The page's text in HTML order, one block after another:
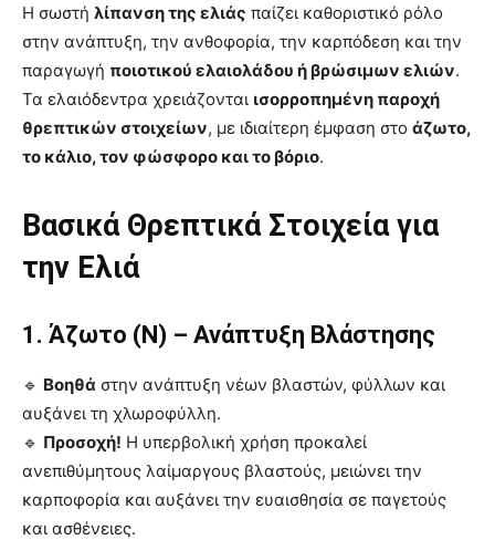
Η σωστή λίπανση της ελιάς παίζει καθοριστικό ρόλο
στην ανάπτυξη, την ανθοφορία, την καρπόδεση και την
παραγωγή ποιοτικού ελαιολάδου ή βρώσιμων ελιών.
Τα ελαιόδεντρα χρειάζονται ισορροπημένη παροχή
θρεπτικών στοιχείων, με ιδιαίτερη έμφαση στο άζωτο,
το κάλιο, τον φώσφορο και το βόριο.
Βασικά Θρεπτικά Στοιχεία για
την Ελιά
1. Άζωτο (Ν) – Ανάπτυξη Βλάστησης
🔹 Βοηθά στην ανάπτυξη νέων βλαστών, φύλλων και
αυξάνει τη χλωροφύλλη.
🔹 Προσοχή! Η υπερβολική χρήση προκαλεί
ανεπιθύμητους λαίμαργους βλαστούς, μειώνει την
καρποφορία και αυξάνει την ευαισθησία σε παγετούς
και ασθένειες.